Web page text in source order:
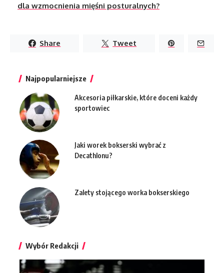
dla wzmocnienia mięśni posturalnych?
Share Tweet
Najpopularniejsze
Akcesoria piłkarskie, które doceni każdy
sportowiec
Jaki worek bokserski wybrać z
Decathlonu?
Zalety stojącego worka bokserskiego
Wybór Redakcji